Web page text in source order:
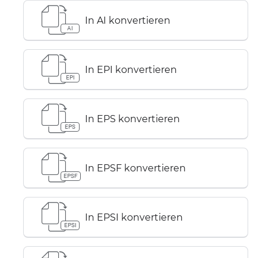
AI
In AI konvertieren
EPI
In EPI konvertieren
EPS
In EPS konvertieren
EPSF
In EPSF konvertieren
EPSI
In EPSI konvertieren